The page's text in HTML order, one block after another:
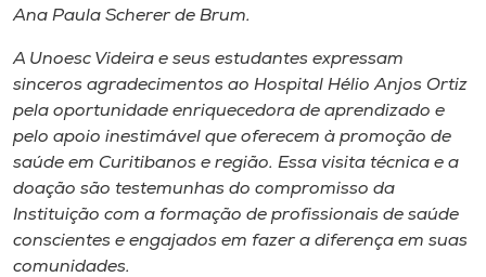
Ana Paula Scherer de Brum.
A Unoesc Videira e seus estudantes expressam
sinceros agradecimentos ao Hospital Hélio Anjos Ortiz
pela oportunidade enriquecedora de aprendizado e
pelo apoio inestimável que oferecem à promoção de
saúde em Curitibanos e região. Essa visita técnica e a
doação são testemunhas do compromisso da
Instituição com a formação de profissionais de saúde
conscientes e engajados em fazer a diferença em suas
comunidades.